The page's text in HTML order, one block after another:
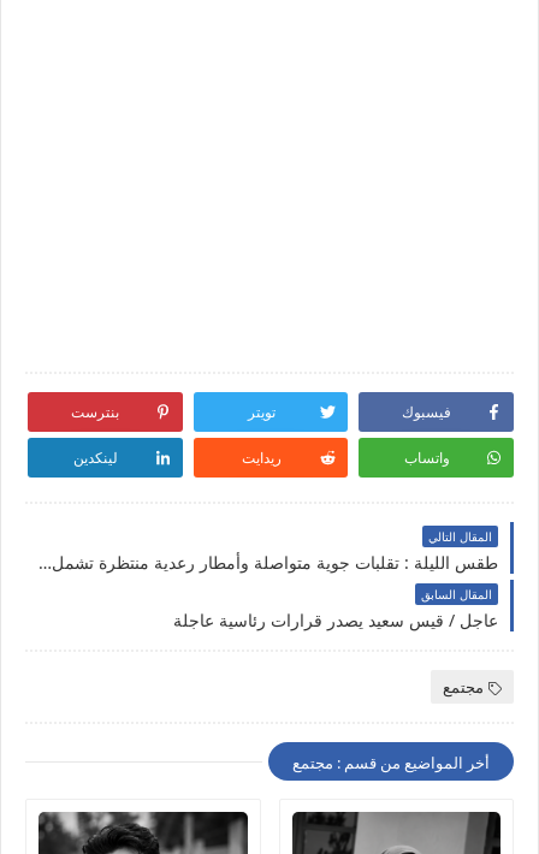
فيسبوك تويتر بنترست
واتساب ريدايت لينكدين
المقال التالي
طقس الليلة : تقلبات جوية متواصلة وأمطار رعدية منتظرة تشمل هذه المناطق
المقال السابق
عاجل / قيس سعيد يصدر قرارات رئاسية عاجلة
مجتمع
أخر المواضيع من قسم : مجتمع